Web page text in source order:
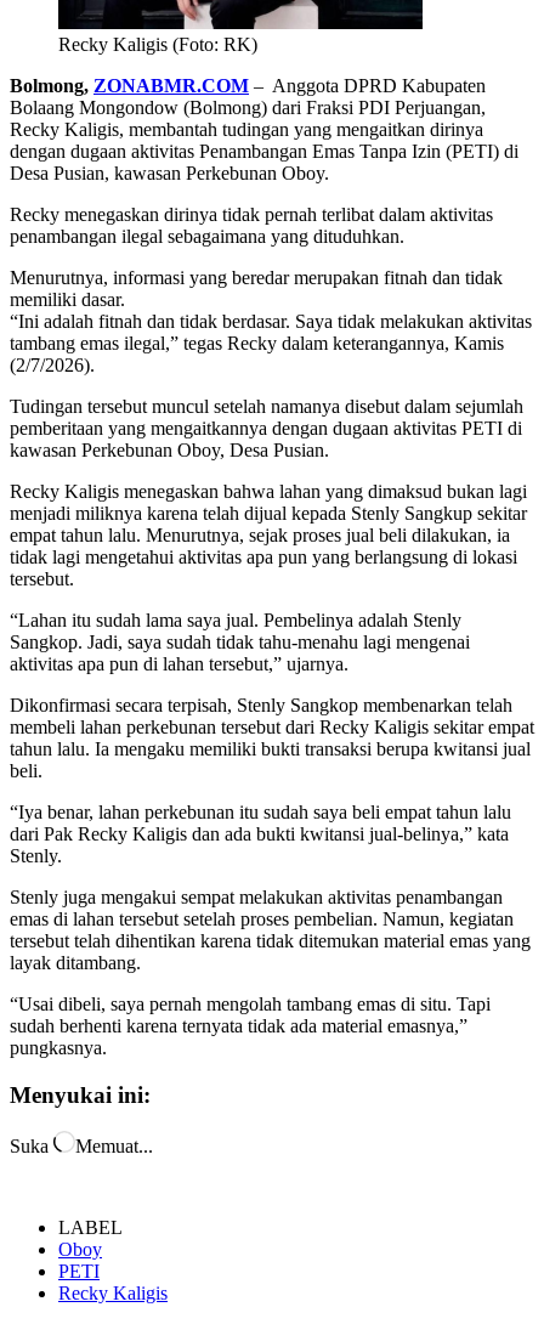
Recky Kaligis (Foto: RK)
Bolmong, ZONABMR.COM – Anggota DPRD Kabupaten
Bolaang Mongondow (Bolmong) dari Fraksi PDI Perjuangan,
Recky Kaligis, membantah tudingan yang mengaitkan dirinya
dengan dugaan aktivitas Penambangan Emas Tanpa Izin (PETI) di
Desa Pusian, kawasan Perkebunan Oboy.
Recky menegaskan dirinya tidak pernah terlibat dalam aktivitas
penambangan ilegal sebagaimana yang dituduhkan.
Menurutnya, informasi yang beredar merupakan fitnah dan tidak
memiliki dasar.
“Ini adalah fitnah dan tidak berdasar. Saya tidak melakukan aktivitas
tambang emas ilegal,” tegas Recky dalam keterangannya, Kamis
(2/7/2026).
Tudingan tersebut muncul setelah namanya disebut dalam sejumlah
pemberitaan yang mengaitkannya dengan dugaan aktivitas PETI di
kawasan Perkebunan Oboy, Desa Pusian.
Recky Kaligis menegaskan bahwa lahan yang dimaksud bukan lagi
menjadi miliknya karena telah dijual kepada Stenly Sangkup sekitar
empat tahun lalu. Menurutnya, sejak proses jual beli dilakukan, ia
tidak lagi mengetahui aktivitas apa pun yang berlangsung di lokasi
tersebut.
“Lahan itu sudah lama saya jual. Pembelinya adalah Stenly
Sangkop. Jadi, saya sudah tidak tahu-menahu lagi mengenai
aktivitas apa pun di lahan tersebut,” ujarnya.
Dikonfirmasi secara terpisah, Stenly Sangkop membenarkan telah
membeli lahan perkebunan tersebut dari Recky Kaligis sekitar empat
tahun lalu. Ia mengaku memiliki bukti transaksi berupa kwitansi jual
beli.
“Iya benar, lahan perkebunan itu sudah saya beli empat tahun lalu
dari Pak Recky Kaligis dan ada bukti kwitansi jual-belinya,” kata
Stenly.
Stenly juga mengakui sempat melakukan aktivitas penambangan
emas di lahan tersebut setelah proses pembelian. Namun, kegiatan
tersebut telah dihentikan karena tidak ditemukan material emas yang
layak ditambang.
“Usai dibeli, saya pernah mengolah tambang emas di situ. Tapi
sudah berhenti karena ternyata tidak ada material emasnya,”
pungkasnya.
Menyukai ini:
Suka Memuat...
LABEL
Oboy
PETI
Recky Kaligis